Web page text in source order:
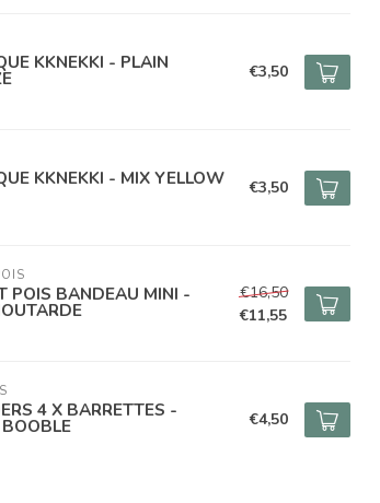
KKNEKKI - PLAIN €3,50
KKNEKKI - MIX YELLOW €3,50
POIS BANDEAU MINI -
€16,50
€11,55
4 X BARRETTES - €4,50